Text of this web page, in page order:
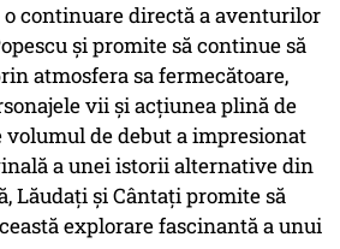
continuare directă a aventurilor
și promite să continue să
atmosfera sa fermecătoare,
vii și acțiunea plină de
volumul de debut a impresionat
a unei istorii alternative din
Lăudați și Cântați promite să
explorare fascinantă a unui